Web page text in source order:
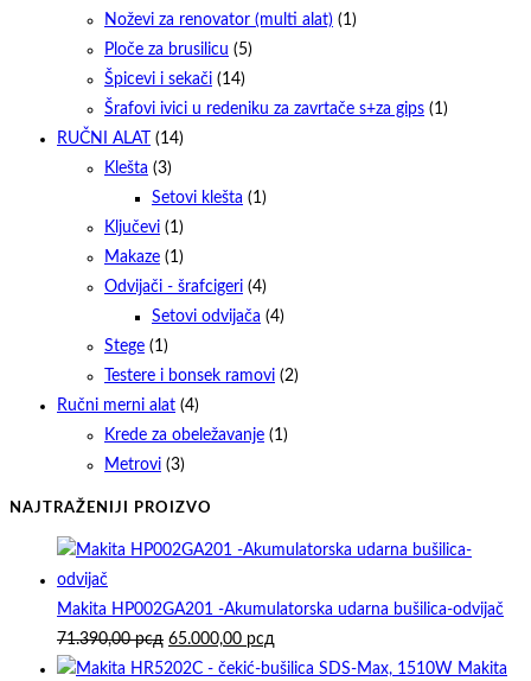
Noževi za renovator (multi alat) (1)
Ploče za brusilicu (5)
Špicevi i sekači (14)
Šrafovi ivici u redeniku za zavrtače s+za gips (1)
RUČNI ALAT
(14)
Klešta (3)
Setovi klešta (1)
Ključevi (1)
Makaze (1)
Odvijači - šrafcigeri (4)
Setovi odvijača (4)
Stege (1)
Testere i bonsek ramovi (2)
Ručni merni alat (4)
Krede za obeležavanje (1)
Metrovi (3)
NAJTRAŽENIJI PROIZVO
Makita HP002GA201 -Akumulatorska udarna bušilica-odvijač
71.390,00рсд Originalna
cena
65.000,00 рсд
cena
Makita